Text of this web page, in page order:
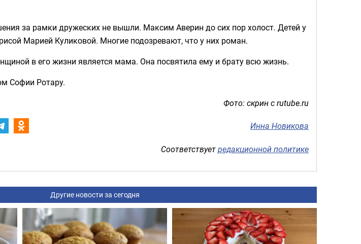
за рамки дружеских не вышли. Максим Аверин до сих пор холост. Детей у
Марией Куликовой. Многие подозревают, что у них роман.
в его жизни является мама. Она посвятила ему и брату всю жизнь.
Софии Ротару.
Фото: скрин с rutube.ru
Инна Новикова
Соответствуетредакционной политике
Другие новости за сегодня